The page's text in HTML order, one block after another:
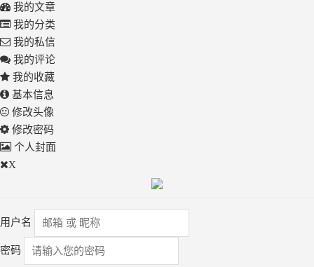
我的文章
我的分类
我的私信
我的评论
我的收藏
基本信息
修改头像
修改密码
个人封面
X
用户名
密码